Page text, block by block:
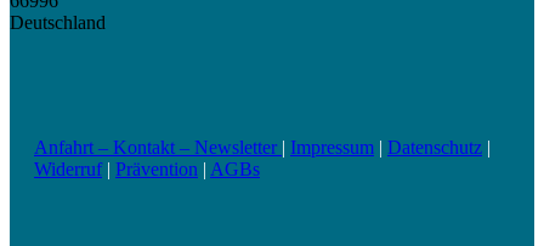
Deutschland
Anfahrt – Kontakt – Newsletter | Impressum | Datenschutz |
Widerruf| Prävention | AGBs